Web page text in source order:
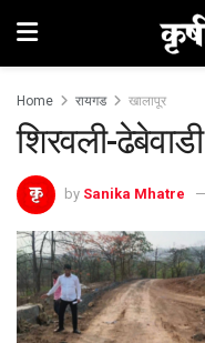
Home रायगड खालापूर
शिरवली-
by Sanika Mhatre